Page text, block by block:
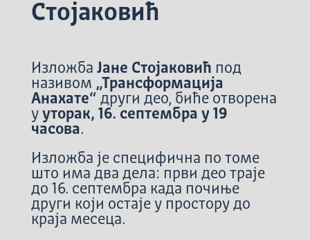
Стојаковић
Изложба Јане Стојаковић под
називом „Трансформација
Анахате“ други део, биће отворена
ууторак, 16. септембра у 19
часова.
Изложба је специфична по томе
што има два дела: први део траје
до 16. септембра када почиње
други који остаје у простору до
краја месеца.